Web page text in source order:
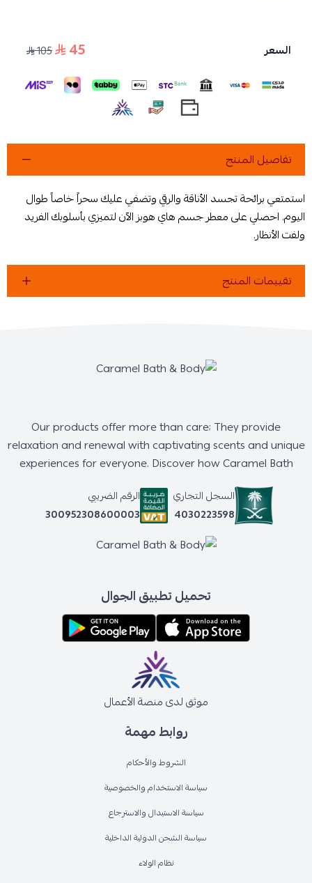
السعر 45
105
تفاصيل المنتج
استمتعي برائحة تجسد الأناقة والرقي وتضفي عليك سحراً خاصاً طوال
اليوم. احصلي على معطر جسم هاي هوبز الآن لتميزي بأسلوبك الفريد
ولفت الأنظار.
تقييمات المنتج
روابط مهمة
الشروط والأحكام
سياسة الاستخدام والخصوصية
سياسة الاستبدال والاسترجاع
سياسة الشحن الدولية الداخلية
نظام الولاء
Our products offer more than care; They provide
relaxation and renewal with captivating scents and unique
experiences for everyone. Discover how Caramel Bath
السجل التجاري
4030223598
الرقم الضريبي
300952308600003
تحميل تطبيق الجوال
موثق لدى منصة الأعمال